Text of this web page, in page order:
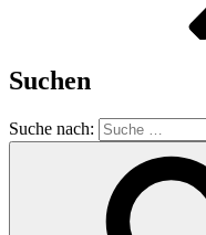
Suchen
Suche nach: